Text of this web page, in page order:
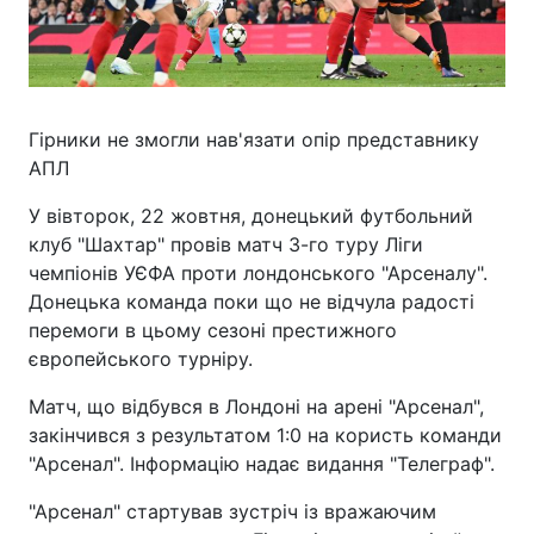
Гірники не змогли нав'язати опір представнику
АПЛ
У вівторок, 22 жовтня, донецький футбольний
клуб "Шахтар" провів матч 3-го туру Ліги
чемпіонів УЄФА проти лондонського "Арсеналу".
Донецька команда поки що не відчула радості
перемоги в цьому сезоні престижного
європейського турніру.
Матч, що відбувся в Лондоні на арені "Арсенал",
закінчився з результатом 1:0 на користь команди
"Арсенал". Інформацію надає видання "Телеграф".
"Арсенал" стартував зустріч із вражаючим